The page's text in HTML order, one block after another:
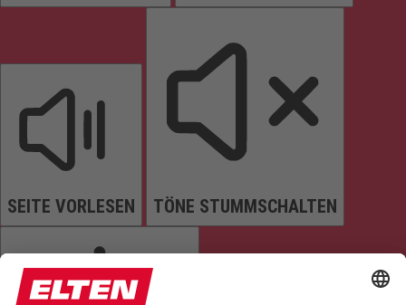
SEITE VORLESEN TÖNE STUMMSCHALTEN